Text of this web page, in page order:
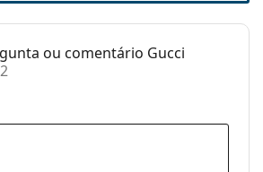
20 mm
210 g ou comentário Gucci